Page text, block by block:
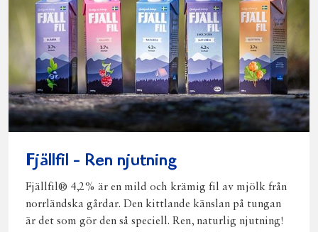
Fjällfil - Ren njutning
Fjällfil® 4,2% är en mild och krämig fil av mjölk från
norrländska gårdar. Den kittlande känslan på tungan
är det som gör den så speciell. Ren, naturlig njutning!